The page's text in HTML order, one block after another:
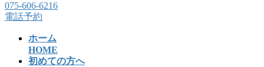
ッ
プ
移
動
075-606-6216
電話予約
ホーム
HOME
初めての方へ